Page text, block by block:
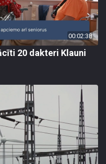
00:02:38
20 dakteri Klauni